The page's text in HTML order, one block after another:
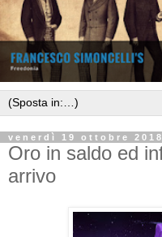
venerdì 19 ottobre 2018
Oro in saldo ed
arrivo